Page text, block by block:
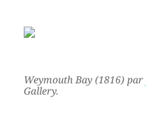
Weymouth Bay(1816) par
Gallery.